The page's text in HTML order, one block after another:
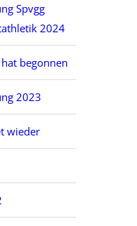
Spvgg
2024
begonnen
2023
wieder